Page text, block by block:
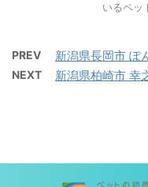
いるペッ
PREV 新潟県長岡市
NEXT 新潟県柏崎市